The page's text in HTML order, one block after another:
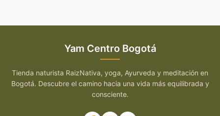
Yam Centro Bogotá
Tienda naturista RaizNativa, yoga, Ayurveda y meditación en
Bogotá. Descubre el camino hacia una vida más equilibrada y
consciente.